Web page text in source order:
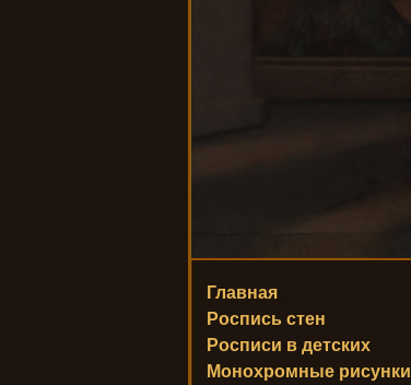
Главная
Роспись стен
Росписи в детских
Монохромные рисунки